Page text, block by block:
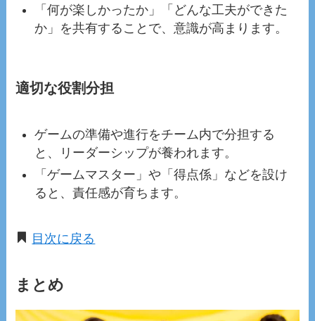
「何が楽しかったか」「どんな工夫ができた
か」を共有することで、意識が高まります。
適切な役割分担
ゲームの準備や進行をチーム内で分担する
と、リーダーシップが養われます。
「ゲームマスター」や「得点係」などを設け
ると、責任感が育ちます。
目次に戻る
まとめ